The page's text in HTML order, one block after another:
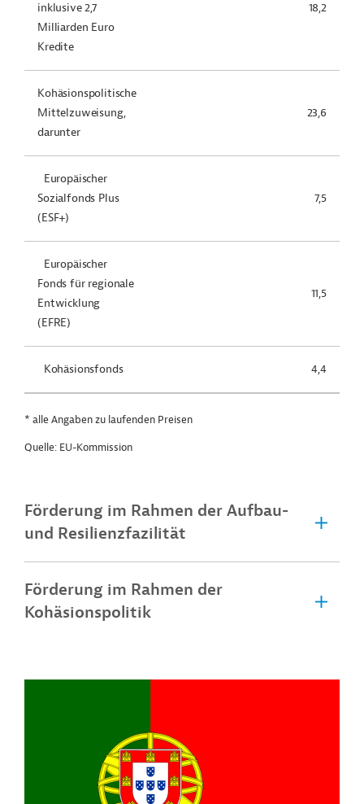
inklusive 2,7
Milliarden Euro
Kredite
18,2
Kohäsionspolitische
Mittelzuweisung,
darunter
23,6
Europäischer
Sozialfonds Plus
(ESF+)
7,5
Europäischer
Fonds für regionale
Entwicklung
(EFRE)
11,5
Kohäsionsfonds 4,4
* alle Angaben zu laufenden Preisen
Quelle: EU-Kommission
Förderung im Rahmen der Aufbau-
und Resilienzfazilität
Förderung im Rahmen der
Kohäsionspolitik